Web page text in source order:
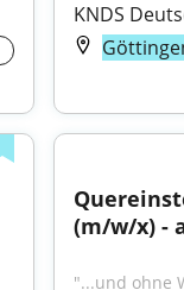
KNDS
(m/w/x) -
"...und ohne